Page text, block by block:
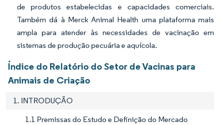
de produtos estabelecidas e capacidades comerciais.
Também dá à Merck Animal Health uma plataforma mais
ampla para atender às necessidades de vacinação em
sistemas de produção pecuária e aquícola.
Índice do Relatório do Setor de Vacinas para
Animais de Criação
1. INTRODUÇÃO
1.1 Premissas do Estudo e Definição do Mercado